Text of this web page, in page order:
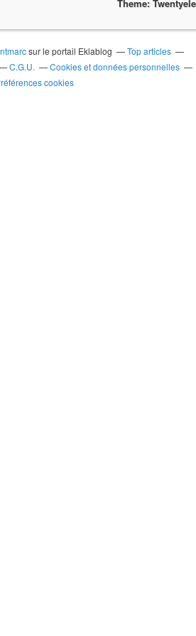
Theme:
sur le portail Eklablog
Top articles
C.G.U.
Cookies et données personnelles
cookies